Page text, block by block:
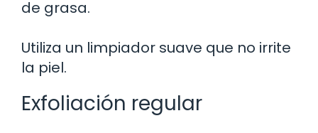
de grasa.
Utiliza un limpiador suave que no irrite
la piel.
Exfoliación regular